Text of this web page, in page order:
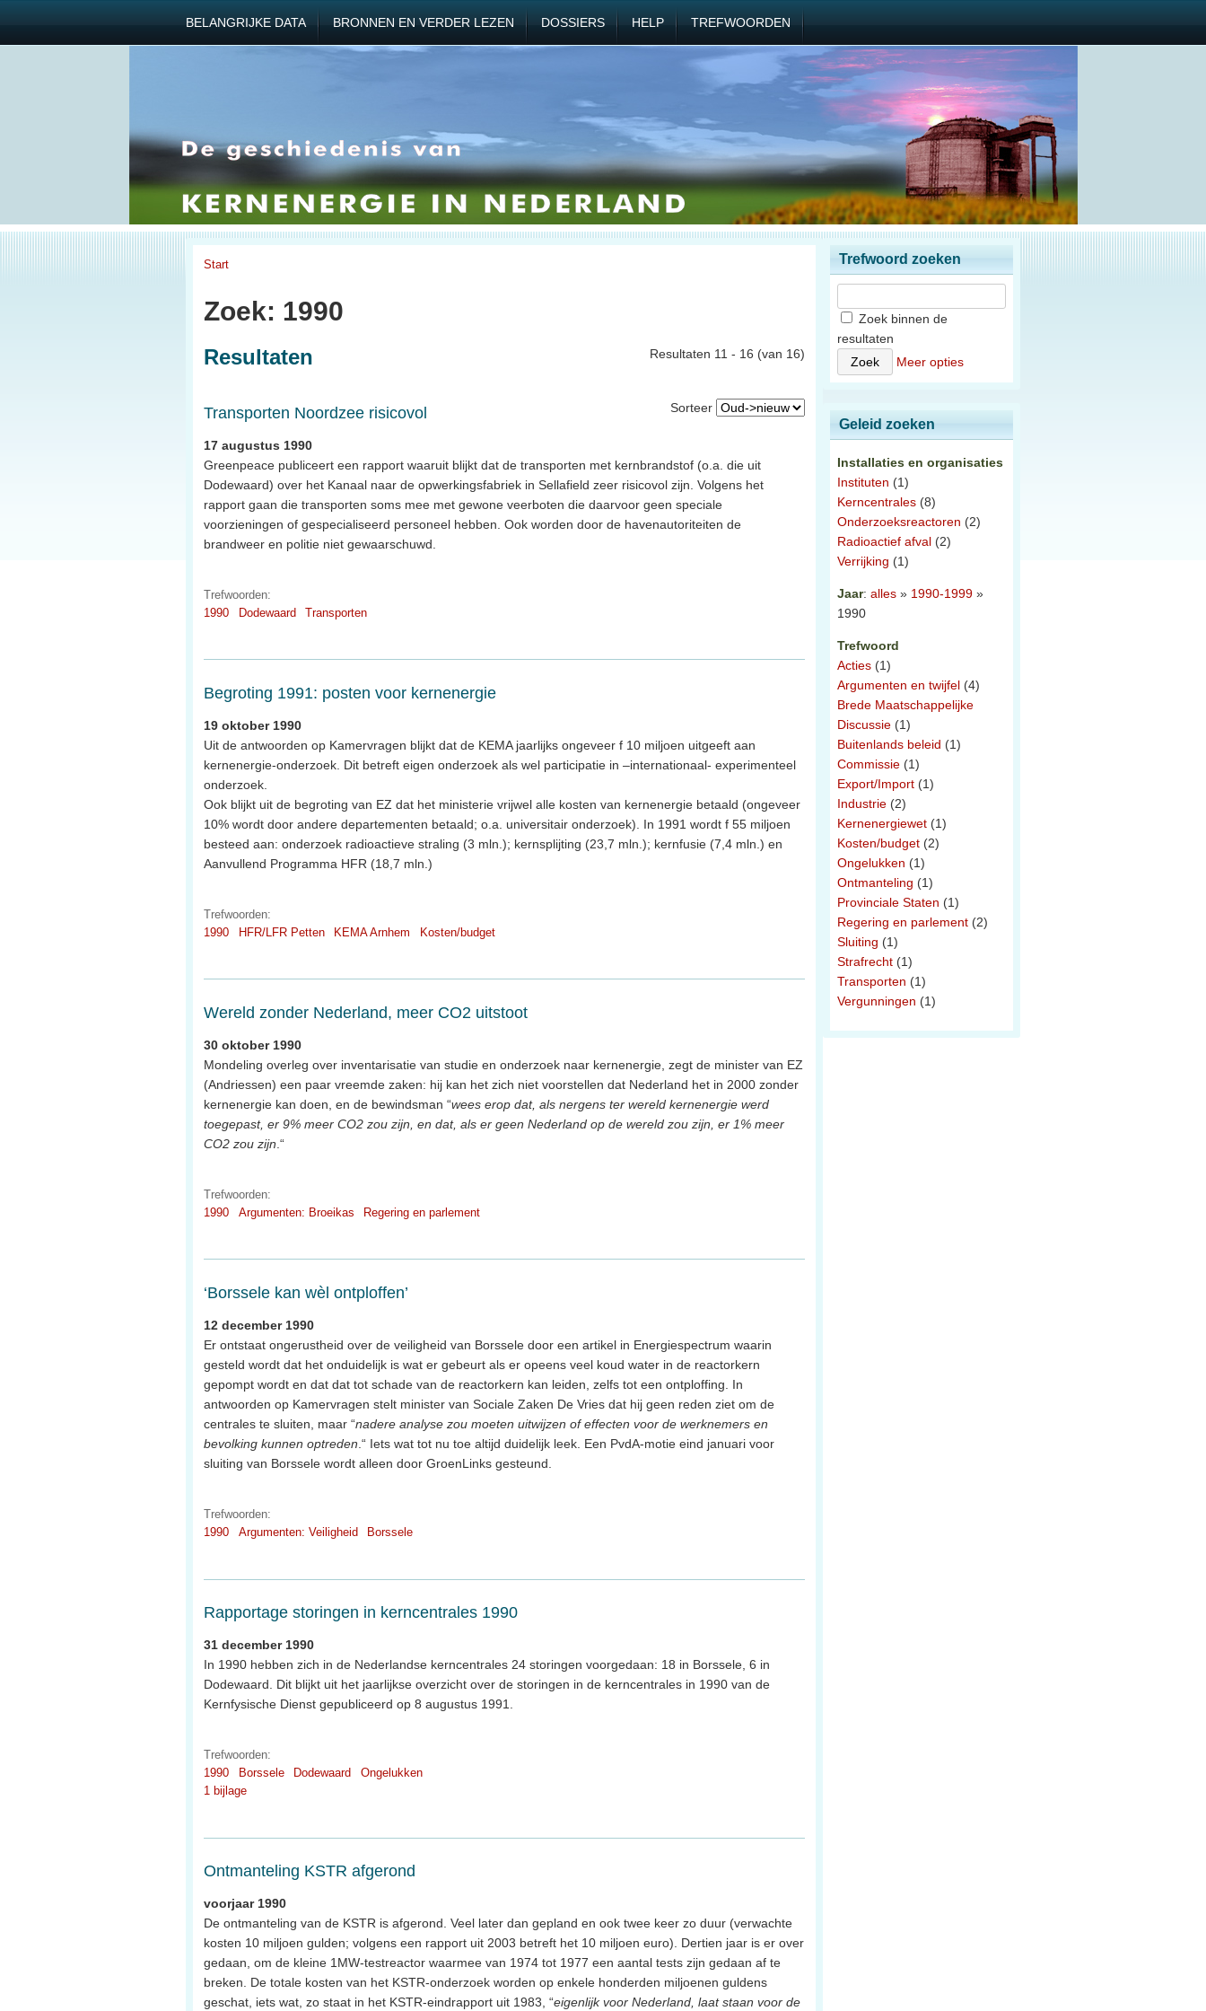
BELANGRIJKE DATA BRONNEN EN VERDER LEZEN DOSSIERS HELP TREFWOORDEN
Start
Zoek: 1990
Resultaten 11 - 16 (van 16)
Resultaten
Sorteer
Transporten Noordzee risicovol
17 augustus 1990
Greenpeace publiceert een rapport waaruit blijkt dat de transporten met kernbrandstof (o.a. die uit
Dodewaard) over het Kanaal naar de opwerkingsfabriek in Sellafield zeer risicovol zijn. Volgens het
rapport gaan die transporten soms mee met gewone veerboten die daarvoor geen speciale
voorzieningen of gespecialiseerd personeel hebben. Ook worden door de havenautoriteiten de
brandweer en politie niet gewaarschuwd.
Trefwoorden:
1990
Dodewaard Transporten
Begroting 1991: posten voor kernenergie
19 oktober 1990
Uit de antwoorden op Kamervragen blijkt dat de KEMA jaarlijks ongeveer f 10 miljoen uitgeeft aan
kernenergie-onderzoek. Dit betreft eigen onderzoek als wel participatie in –internationaal- experimenteel
onderzoek.
Ook blijkt uit de begroting van EZ dat het ministerie vrijwel alle kosten van kernenergie betaald (ongeveer
10% wordt door andere departementen betaald; o.a. universitair onderzoek). In 1991 wordt f 55 miljoen
besteed aan: onderzoek radioactieve straling (3 mln.); kernsplijting (23,7 mln.); kernfusie (7,4 mln.) en
Aanvullend Programma HFR (18,7 mln.)
Trefwoorden:
1990
HFR/LFR Petten KEMA Arnhem Kosten/budget
Wereld zonder Nederland, meer CO2 uitstoot
30 oktober 1990
Mondeling overleg over inventarisatie van studie en onderzoek naar kernenergie, zegt de minister van EZ
(Andriessen) een paar vreemde zaken: hij kan het zich niet voorstellen dat Nederland het in 2000 zonder
kernenergie kan doen, en de bewindsman “wees erop dat, als nergens ter wereld kernenergie werd
toegepast, er 9% meer CO2 zou zijn, en dat, als er geen Nederland op de wereld zou zijn, er 1% meer
CO2 zou zijn .“
Trefwoorden:
1990
Argumenten: Broeikas Regering en parlement
‘Borssele kan wèl ontploffen’
12 december 1990
Er ontstaat ongerustheid over de veiligheid van Borssele door een artikel in Energiespectrum waarin
gesteld wordt dat het onduidelijk is wat er gebeurt als er opeens veel koud water in de reactorkern
gepompt wordt en dat dat tot schade van de reactorkern kan leiden, zelfs tot een ontploffing. In
antwoorden op Kamervragen stelt minister van Sociale Zaken De Vries dat hij geen reden ziet om de
centrales te sluiten, maar “nadere analyse zou moeten uitwijzen of effecten voor de werknemers en
bevolking kunnen optreden .“ Iets wat tot nu toe altijd duidelijk leek. Een PvdA-motie eind januari voor
sluiting van Borssele wordt alleen door GroenLinks gesteund.
Trefwoorden:
1990
Argumenten: Veiligheid Borssele
Rapportage storingen in kerncentrales 1990
31 december 1990
In 1990 hebben zich in de Nederlandse kerncentrales 24 storingen voorgedaan: 18 in Borssele, 6 in
Dodewaard. Dit blijkt uit het jaarlijkse overzicht over de storingen in de kerncentrales in 1990 van de
Kernfysische Dienst gepubliceerd op 8 augustus 1991.
Trefwoorden:
1990
Borssele Dodewaard
Ongelukken
1 bijlage
Ontmanteling KSTR afgerond
voorjaar 1990
De ontmanteling van de KSTR is afgerond. Veel later dan gepland en ook twee keer zo duur (verwachte
kosten 10 miljoen gulden; volgens een rapport uit 2003 betreft het 10 miljoen euro). Dertien jaar is er over
gedaan, om de kleine 1MW-testreactor waarmee van 1974 tot 1977 een aantal tests zijn gedaan af te
breken. De totale kosten van het KSTR-onderzoek worden op enkele honderden miljoenen guldens
geschat, iets wat, zo staat in het KSTR-eindrapport uit 1983, “eigenlijk voor Nederland, laat staan voor de
Trefwoord zoeken
Zoek binnen de
resultaten
Meer opties
Geleid zoeken
Installaties en organisaties
Instituten (1)
Kerncentrales (8)
Onderzoeksreactoren (2)
Radioactief afval (2)
Verrijking (1)
Jaar: alles » 1990-1999 »
1990
Trefwoord
Acties (1)
Argumenten en twijfel (4)
Brede Maatschappelijke
Discussie (1)
Buitenlands beleid (1)
Commissie (1)
Export/Import (1)
Industrie (2)
Kernenergiewet (1)
Kosten/budget (2)
Ongelukken (1)
Ontmanteling (1)
Provinciale Staten (1)
Regering en parlement (2)
Sluiting (1)
Strafrecht (1)
Transporten (1)
Vergunningen (1)